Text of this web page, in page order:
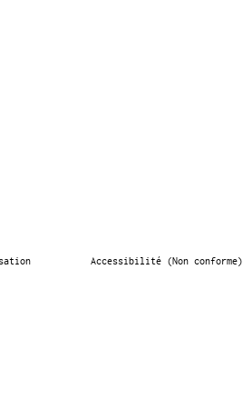
Accessibilité (Non conforme)